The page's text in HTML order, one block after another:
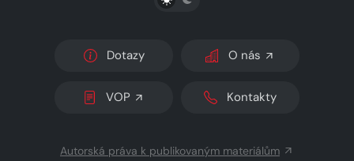
Dotazy O nás
VOP Kontakty
Autorská práva k publikovaným materiálům